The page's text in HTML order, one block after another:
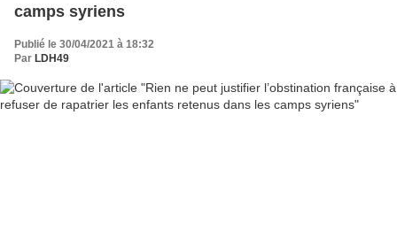
camps syriens
Publié le 30/04/2021 à 18:32
Par LDH49